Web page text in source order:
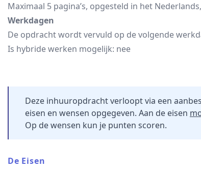
Maximaal 5 pagina’s, opgesteld in het
Werkdagen
De opdracht wordt vervuld op de volgende
Is hybride werken mogelijk: nee
Deze inhuuropdracht verloopt via een
eisen en wensen opgegeven. Aan de eisen
Op de wensen kun je punten scoren.
De Eisen